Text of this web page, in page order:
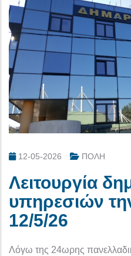
12-05-2026 ΠΟΛΗ
Λειτουργία
υπηρεσιών
12/5/26
Λόγω της 24ωρης